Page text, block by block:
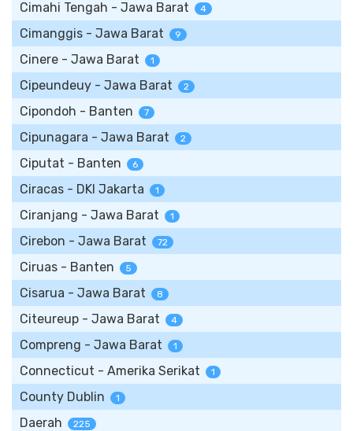
Cimahi Tengah - Jawa Barat 4
Cimanggis - Jawa Barat 9
Cinere - Jawa Barat 1
Cipeundeuy - Jawa Barat 2
Cipondoh - Banten 7
Cipunagara - Jawa Barat 2
Ciputat - Banten 6
Ciracas - DKI Jakarta 1
Ciranjang - Jawa Barat 1
Cirebon - Jawa Barat 72
Ciruas - Banten 5
Cisarua - Jawa Barat 8
Citeureup - Jawa Barat 4
Compreng - Jawa Barat 1
Connecticut - Amerika Serikat 1
County Dublin 1
Daerah 225